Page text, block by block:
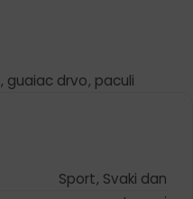
, guaiac drvo, paculi
Sport, Svaki dan